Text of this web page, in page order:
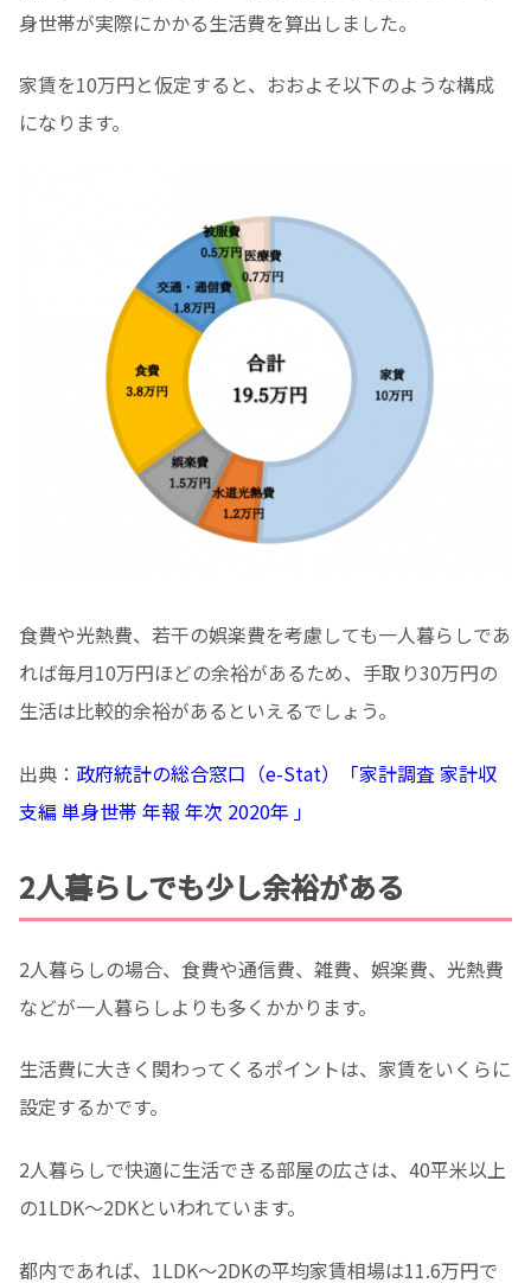
身世帯が実際にかかる生活費を算出しました。
家賃を10万円と仮定すると、おおよそ以下のような構成
になります。
食費や光熱費、若干の娯楽費を考慮しても一人暮らしであ
れば毎月10万円ほどの余裕があるため、手取り30万円の
生活は比較的余裕があるといえるでしょう。
出典： 政府統計の総合窓口（e-Stat）「家計調査 家計収
支編 単身世帯 年報 年次 2020年 」
2人暮らしでも少し余裕がある
2人暮らしの場合、食費や通信費、雑費、娯楽費、光熱費
などが一人暮らしよりも多くかかります。
生活費に大きく関わってくるポイントは、家賃をいくらに
設定するかです。
2人暮らしで快適に生活できる部屋の広さは、40平米以上
の1LDK～2DKといわれています。
都内であれば、1LDK～2DKの平均家賃相場は11.6万円で